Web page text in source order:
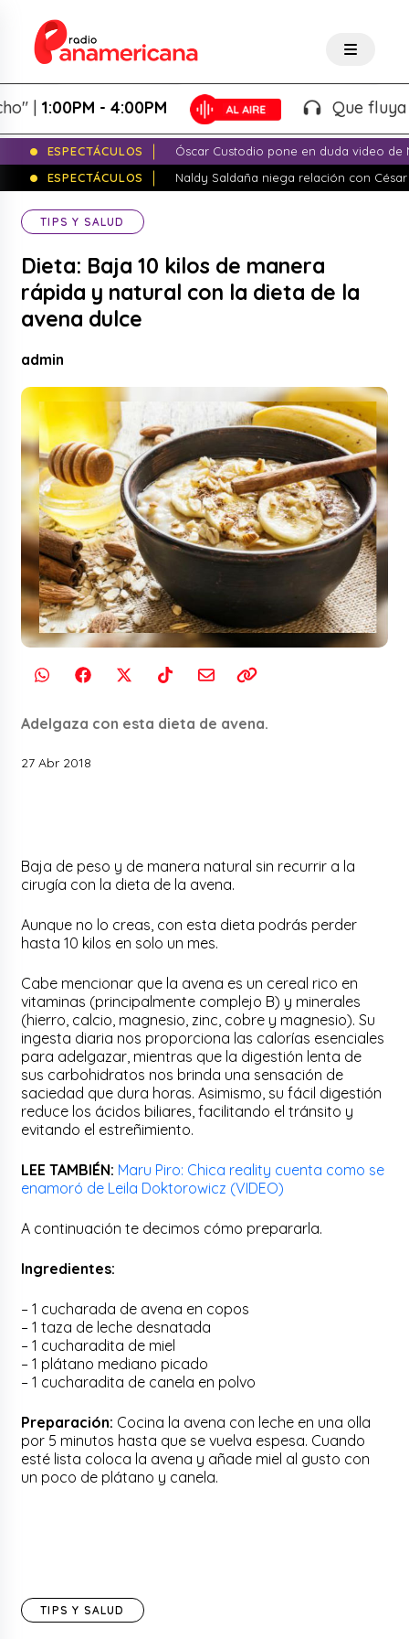
1:00PM - 4:00PM Que fluya la
ESPECTÁCULOS
Óscar Custodio pone en duda video de
ESPECTÁCULOS
Naldy Saldaña niega relación con
TIPS Y SALUD
Dieta: Baja 10 kilos de manera
rápida y natural con la dieta de la
avena dulce
admin
Adelgaza con esta dieta de avena.
27 Abr 2018
Baja de peso y de manera natural sin recurrir a la
cirugía con la dieta de la avena.
Aunque no lo creas, con esta dieta podrás perder
hasta 10 kilos en solo un mes.
Cabe mencionar que la avena es un cereal rico en
vitaminas (principalmente complejo B) y minerales
(hierro, calcio, magnesio, zinc, cobre y magnesio). Su
ingesta diaria nos proporciona las calorías esenciales
para adelgazar, mientras que la digestión lenta de
sus carbohidratos nos brinda una sensación de
saciedad que dura horas. Asimismo, su fácil digestión
reduce los ácidos biliares, facilitando el tránsito y
evitando el estreñimiento.
LEE TAMBIÉN: Maru Piro: Chica reality cuenta como se
enamoró de Leila Doktorowicz (VIDEO)
A continuación te decimos cómo prepararla.
Ingredientes:
– 1 cucharada de avena en copos
– 1 taza de leche desnatada
– 1 cucharadita de miel
– 1 plátano mediano picado
– 1 cucharadita de canela en polvo
Preparación: Cocina la avena con leche en una olla
por 5 minutos hasta que se vuelva espesa. Cuando
esté lista coloca la avena y añade miel al gusto con
un poco de plátano y canela.
TIPS Y SALUD